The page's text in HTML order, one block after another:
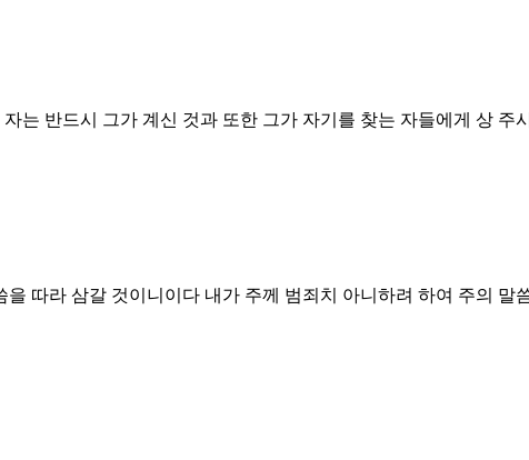
는 반드시 그가 계신 것과 또한 그가 자기를 찾는 자들에게 상 주
따라 삼갈 것이니이다 내가 주께 범죄치 아니하려 하여 주의 말